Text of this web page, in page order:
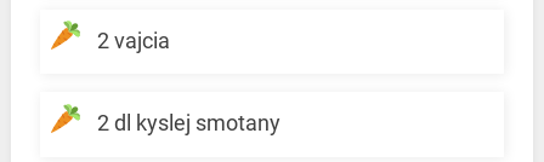
2 vajcia
2 dl kyslej smotany